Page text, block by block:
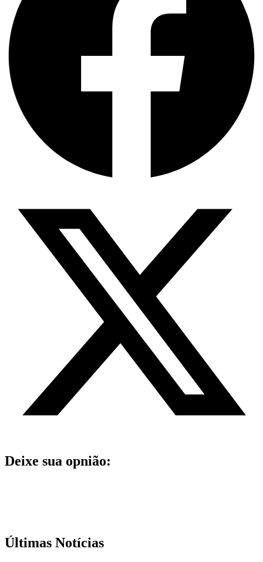
Deixe sua opnião:
Últimas Notícias